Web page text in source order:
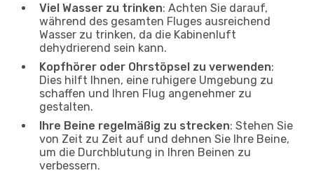
Viel Wasser zu trinken: Achten Sie darauf,
während des gesamten Fluges ausreichend
Wasser zu trinken, da die Kabinenluft
dehydrierend sein kann.
Kopfhörer oder Ohrstöpsel zu verwenden:
Dies hilft Ihnen, eine ruhigere Umgebung zu
schaffen und Ihren Flug angenehmer zu
gestalten.
Ihre Beine regelmäßig zu strecken: Stehen Sie
von Zeit zu Zeit auf und dehnen Sie Ihre Beine,
um die Durchblutung in Ihren Beinen zu
verbessern.